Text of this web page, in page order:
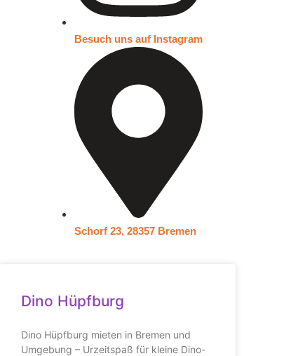
Besuch uns auf Instagram
Schorf 23, 28357 Bremen
Dino Hüpfburg
Dino Hüpfburg mieten in Bremen und
Umgebung – Urzeitspaß für kleine Dino-